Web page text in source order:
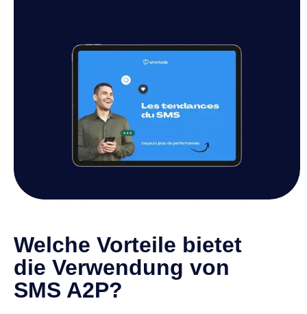
Welche Vorteile bietet
die Verwendung von
SMS A2P?